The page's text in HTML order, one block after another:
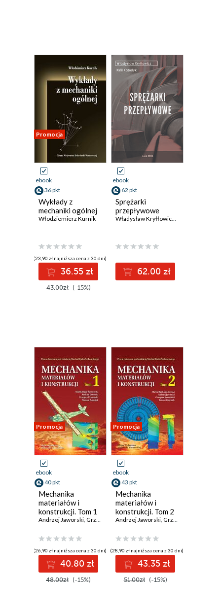
Promocja
ebook
36 pkt
Wykłady z
mechaniki ogólnej
Włodziemierz Kurnik
(23,90 zł najniższa cena z 30 dni)
36.55 zł
43.00zł (-15%)
ebook
62 pkt
Sprężarki
przepływowe
Władysław Kryłłowicz,
62.00 zł
Promocja
ebook
40 pkt
Mechanika
materiałów i
konstrukcji. Tom 1
Andrzej Jaworski, Grzegorz Krzesiński ,Marek Bijak-Żochowski (red.)
(26,90 zł najniższa cena z 30 dni)
40.80 zł
48.00zł (-15%)
Promocja
ebook
43 pkt
Mechanika
materiałów i
konstrukcji. Tom 2
Andrzej Jaworski, Grzegorz Krzesiński
(28,90 zł najniższa cena z 30 dni)
43.35 zł
51.00zł (-15%)